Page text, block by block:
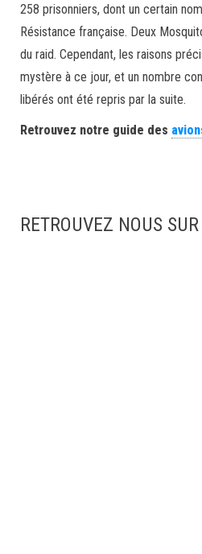
258 prisonniers, dont un certain
Résistance française. Deux
du raid. Cependant, les raisons
mystère à ce jour, et un nombre
libérés ont été repris par la suite.
Retrouvez notre guide des
RETROUVEZ NOUS